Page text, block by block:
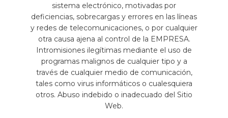
sistema electrónico, motivadas por
deficiencias, sobrecargas y errores en las líneas
y redes de telecomunicaciones, o por cualquier
otra causa ajena al control de la EMPRESA.
Intromisiones ilegítimas mediante el uso de
programas malignos de cualquier tipo y a
través de cualquier medio de comunicación,
tales como virus informáticos o cualesquiera
otros. Abuso indebido o inadecuado del Sitio
Web.